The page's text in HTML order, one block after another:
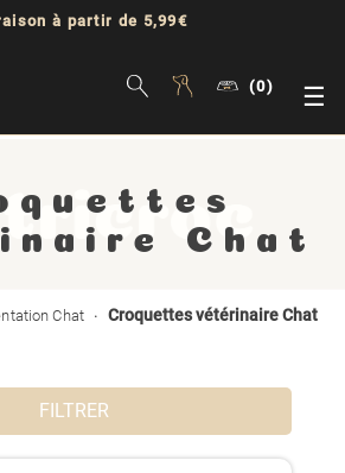
à partir de 5,99€
(0) ☰
Chat
Chat Croquettes vétérinaire Chat
FILTRER